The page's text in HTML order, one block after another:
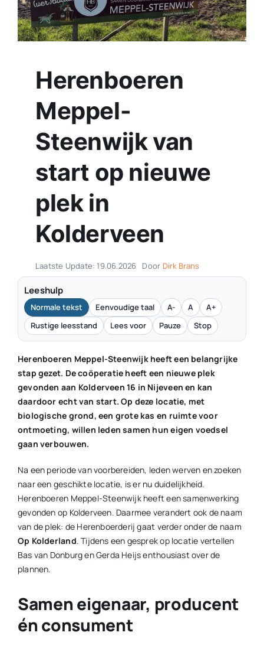
Contact
Herenboeren
Meppel-
Steenwijk van
start op nieuwe
plek in
Kolderveen
Laatste Update: 19.06.2026 Door Dirk Brans
Leeshulp
Normale tekst Eenvoudige taal A- A
A+
Rustige leesstand
Lees voor Pauze Stop
Herenboeren Meppel-Steenwijk heeft een belangrijke
stap gezet. De coöperatie heeft een nieuwe plek
gevonden aan Kolderveen 16 in Nijeveen en kan
daardoor echt van start. Op deze locatie, met
biologische grond, een grote kas en ruimte voor
ontmoeting, willen leden samen hun eigen voedsel
gaan verbouwen.
Na een periode van voorbereiden, leden werven en zoeken
naar een geschikte locatie, is er nu duidelijkheid.
Herenboeren Meppel-Steenwijk heeft een samenwerking
gevonden op Kolderveen. Daarmee verandert ook de naam
van de plek: de Herenboerderij gaat verder onder de naam
Op Kolderland. Tijdens een gesprek op locatie vertellen
Bas van Donburg en Gerda Heijs enthousiast over de
plannen.
Samen eigenaar, producent
én consument